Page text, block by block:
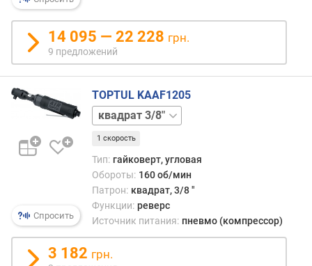
р
н
о
с
т
и
о
д
е
х
к
д
14 095 — 22 228 грн.
9 предложений
Спросить
TOPTUL KAAF1205
квадрат
1/2"
1 скорость
Тип: гайковерт, угловая
Обороты: 160 об/мин
Патрон: квадрат, 3/8 "
Функции: реверс
Источник питания: пневмо (компрессор)
3 182 грн.